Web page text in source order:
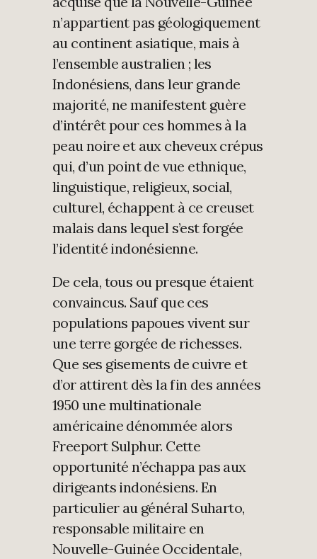
n’appartient pas géologiquement
au continent asiatique, mais à
l’ensemble australien ; les
Indonésiens, dans leur grande
majorité, ne manifestent guère
d’intérêt pour ces hommes à la
peau noire et aux cheveux crépus
qui, d’un point de vue ethnique,
linguistique, religieux, social,
culturel, échappent à ce creuset
malais dans lequel s’est forgée
l’identité indonésienne.
De cela, tous ou presque étaient
convaincus. Sauf que ces
populations papoues vivent sur
une terre gorgée de richesses.
Que ses gisements de cuivre et
d’or attirent dès la fin des années
1950 une multinationale
américaine dénommée alors
Freeport Sulphur. Cette
opportunité n’échappa pas aux
dirigeants indonésiens. En
particulier au général Suharto,
responsable militaire en
Nouvelle-Guinée Occidentale,